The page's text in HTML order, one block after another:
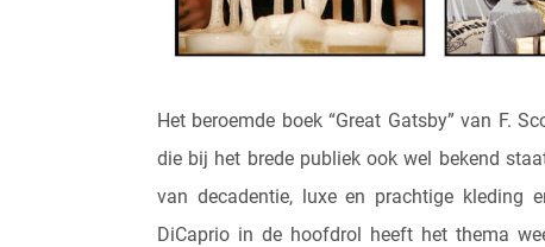
Het beroemde boek “Great Gatsby” van F.
die bij het brede publiek ook wel bekend
van decadentie, luxe en prachtige kleding
DiCaprio in de hoofdrol heeft het thema